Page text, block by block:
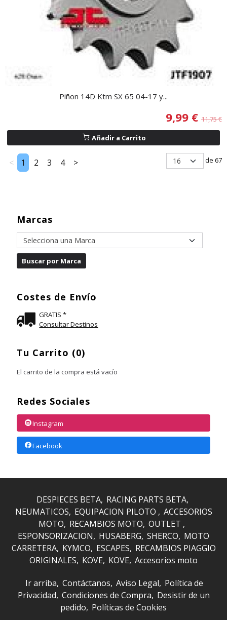
Marcas
Costes de Envío
GRATIS *
Consultar Destinos
Tu Carrito (0)
El carrito de la compra está vacío
Redes Sociales
Instagram
Facebook
Piñon 14D Ktm SX 65 04-17 y...
9,99 € 11,75 €
Añadir a Carrito
< 1 2 3 4 > de 67
DESPIECES BETA RACING PARTS BETA
NEUMATICOS EQUIPACION PILOTO
ACCESORIOS
MOTO RECAMBIOS MOTO OUTLET
ESPONSORIZACION
HUSABERG SHERCO MOTO
CARRETERA KYMCO ESCAPES RECAMBIOS PIAGGIO
ORIGINALES KOVE KOVE Accesorios moto
Ir arriba Contáctanos Aviso Legal Política de
Privacidad Condiciones de Compra Desistir de un
pedido Políticas de Cookies